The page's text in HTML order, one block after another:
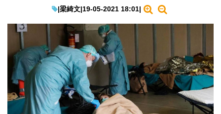
教學評測
EduTech
IT Times
生成式AI與雲端應用
Enterprise Digital Transformation
|梁綺文|19-05-2021 18:01|